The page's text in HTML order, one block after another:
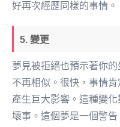
好再次經歷同樣的事情。
5. 變更
夢見被拒絕也預示著你
不再相似。很快，事情
產生巨大影響。這種變
壞事。這個夢是一個警